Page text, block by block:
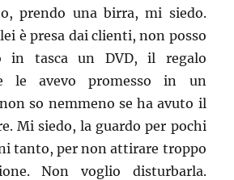
prendo una birra, mi siedo.
è presa dai clienti, non posso
in tasca un DVD, il regalo
le avevo promesso in un
so nemmeno se ha avuto il
Mi siedo, la guardo per pochi
tanto, per non attirare troppo
Non voglio disturbarla.